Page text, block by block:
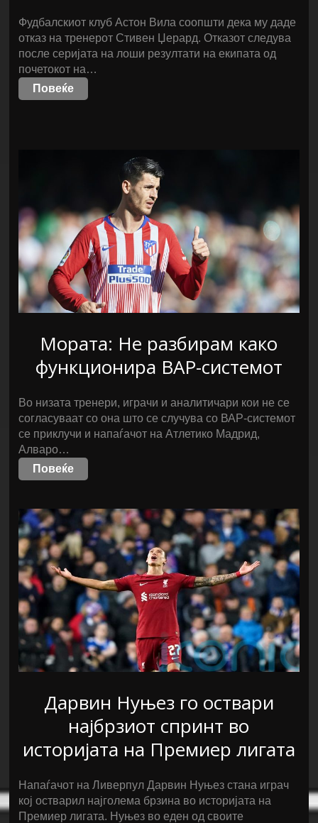
Фудбалскиот клуб Астон Вила соопшти дека му даде
отказ на тренерот Стивен Џерард. Отказот следува
после серијата на лоши резултати на екипата од
почетокот на…
Повеќе
Мората: Не разбирам како
функционира ВАР-системот
Во низата тренери, играчи и аналитичари кои не се
согласуваат со она што се случува со ВАР-системот
се приклучи и напаѓачот на Атлетико Мадрид,
Алваро…
Повеќе
Дарвин Нуњез го оствари
најбрзиот спринт во
историјата на Премиер лигата
Напаѓачот на Ливерпул Дарвин Нуњез стана играч
кој остварил најголема брзина во историјата на
Премиер лигата. Нуњез во еден од своите